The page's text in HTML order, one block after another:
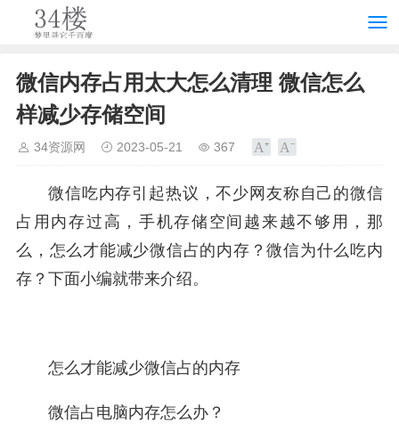
微信内存占用太大怎么清理 微信怎么
样减少存储空间
34资源网 2023-05-21 367
微信吃内存引起热议，不少网友称自己的微信
占用内存过高，手机存储空间越来越不够用，那
么，怎么才能减少微信占的内存？微信为什么吃内
存？下面小编就带来介绍。
怎么才能减少微信占的内存
微信占电脑内存怎么办？